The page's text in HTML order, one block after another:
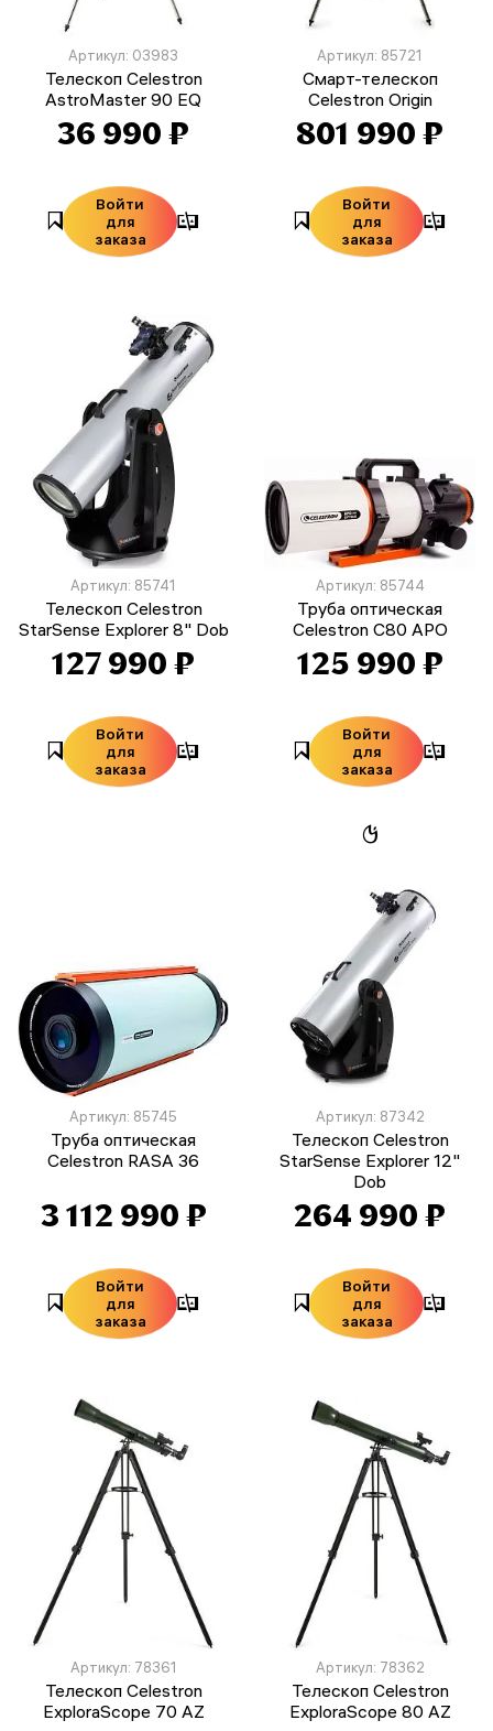
Артикул: 03983
Телескоп Celestron
AstroMaster 90 EQ
36 990 ₽
Войти
для
заказа
Артикул: 85721
Смарт-телескоп
Celestron Origin
801 990 ₽
Войти
для
заказа
Артикул: 85741
Телескоп Celestron
StarSense Explorer 8" Dob
127 990 ₽
Войти
для
заказа
Артикул: 85744
Труба оптическая
Celestron C80 APO
125 990 ₽
Войти
для
заказа
Артикул: 85745
Труба оптическая
Celestron RASA 36
3 112 990 ₽
Войти
для
заказа
Артикул: 87342
Телескоп Celestron
StarSense Explorer 12"
Dob
264 990 ₽
Войти
для
заказа
Артикул: 78361
Телескоп Celestron
ExploraScope 70 AZ
Артикул: 78362
Телескоп Celestron
ExploraScope 80 AZ